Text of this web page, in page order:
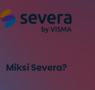
Miksi Severa?